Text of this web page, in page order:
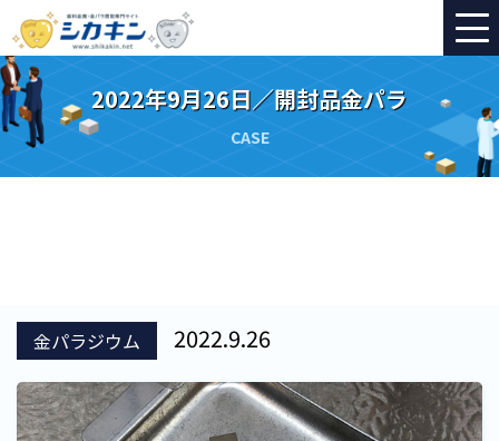
2022年9月26日／開封品金パラ
CASE
金パラジウム 2022.9.26